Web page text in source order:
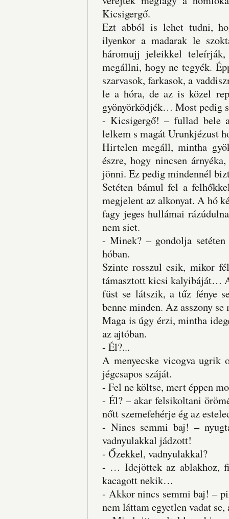
Kicsigergő.
Ezt abból is lehet tudni,
ilyenkor a madarak le
háromujj jeleikkel
megállni, hogy ne tegyék.
szarvasok, farkasok, a
le a hóra, de az is közel
gyönyörködjék… Most pedig
- Kicsigergő! – fullad bele
lelkem s magát Urunkjézust
Hirtelen megáll, mintha
észre, hogy nincsen
jönni. Ez pedig mindennél
Setéten bámul fel a
megjelent az alkonyat. A hó
fagy jeges hullámai
nem siet.
- Minek? – gondolja
hóban.
Szinte rosszul esik, mikor
támasztott kicsi kalyibáját…
füst se látszik, a tűz fénye
benne minden. Az asszony
Maga is úgy érzi, mintha
az ajtóban.
- Él?...
A menyecske vicogva ugrik
jégcsapos száját.
- Fel ne költse, mert éppen
- Él? – akar felsikoltani
nőtt szemefehérje ég az
- Nincs semmi baj! –
vadnyulakkal jádzott!
- Őzekkel, vadnyulakkal?
- … Idejöttek az ablakhoz,
kacagott nekik…
- Akkor nincs semmi baj! –
nem láttam egyetlen vadat